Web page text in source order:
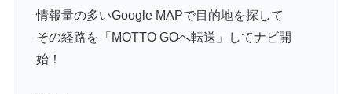
情報量の多いGoogle MAPで目的地を探して
その経路を「MOTTO GOへ転送」してナビ開
始！